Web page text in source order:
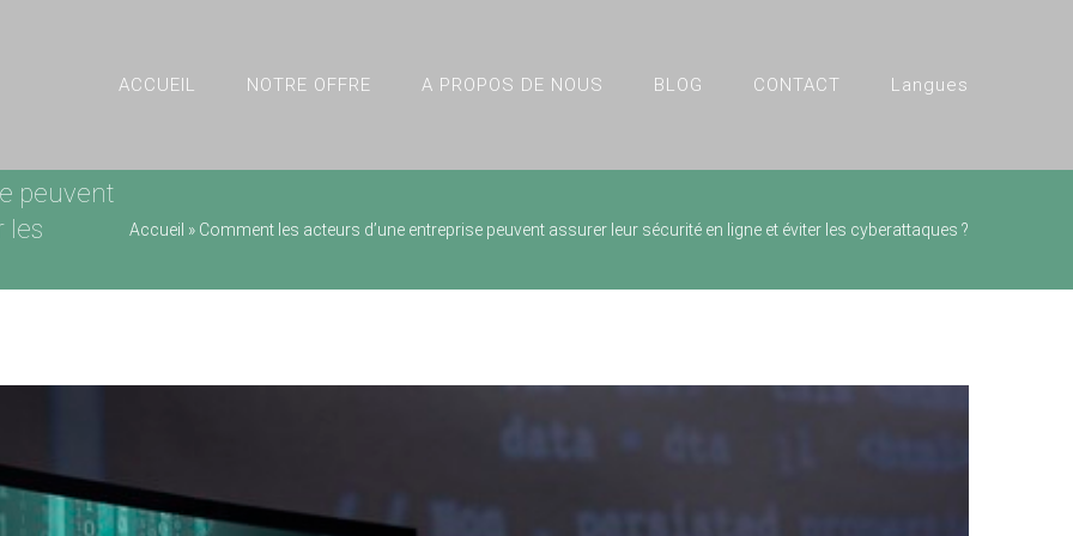
ACCUEIL NOTRE OFFRE A PROPOS DE NOUS BLOG CONTACT Langues
peuvent
les
Accueil » Comment les acteurs d’une entreprise peuvent assurer leur sécurité en ligne et éviter les cyberattaques ?